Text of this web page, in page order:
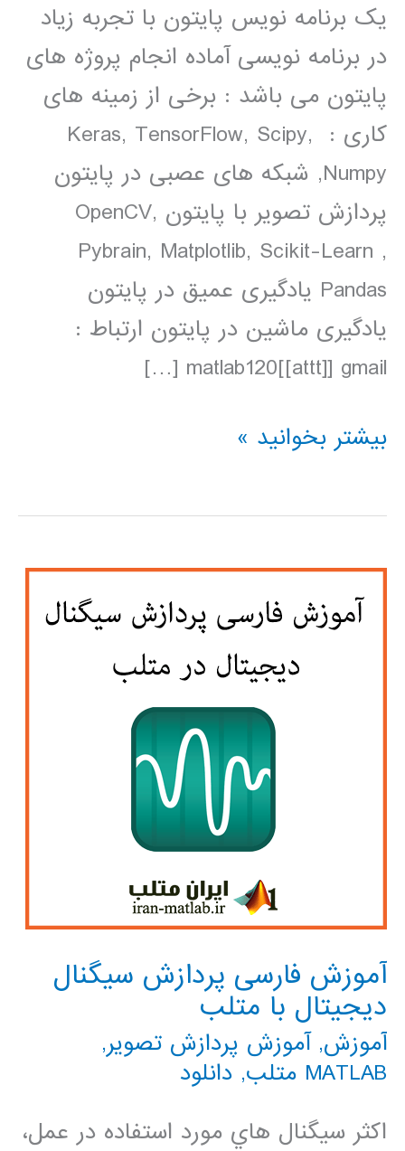
یک برنامه نویس پایتون با تجربه زیاد
در برنامه نویسی آماده انجام پروژه های
پایتون می باشد : برخی از زمینه های
کاری : Keras, TensorFlow, Scipy,
Numpy, شبکه های عصبی در پایتون
پردازش تصویر با پایتون OpenCV,
Pybrain, Matplotlib, Scikit-Learn ,
Pandas یادگیری عمیق در پایتون
یادگیری ماشین در پایتون ارتباط :
matlab120[[attt]] gmail […]
مشاوره
پایتون
بیشتر بخوانید »
آموزش فارسی پردازش سیگنال
دیجیتال با متلب
آموزش,آموزش پردازش تصویر,
MATLAB متلب
, دانلود
اكثر سيگنال هاي مورد استفاده در عمل،